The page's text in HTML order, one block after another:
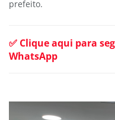
prefeito.
✅ Clique aqui para
WhatsApp